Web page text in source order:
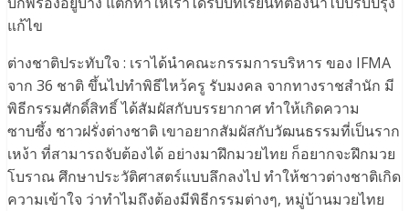
แก้ไข
ต่างชาติประทับใจ : เราได้นำคณะกรรมการบริหาร ของ IFMA
จาก 36 ชาติ ขึ้นไปทำพิธีไหว้ครู รับมงคล จากทางราชสำนัก มี
พิธีกรรมศักดิ์สิทธิ์ ได้สัมผัสกับบรรยากาศ ทำให้เกิดความ
ซาบซึ้ง ชาวฝรั่งต่างชาติ เขาอยากสัมผัสกับวัฒนธรรมที่เป็นราก
เหง้า ที่สามารถจับต้องได้ อย่างมาฝึกมวยไทย ก็อยากจะฝึกมวย
โบราณ ศึกษาประวัติศาสตร์แบบลึกลงไป ทำให้ชาวต่างชาติเกิด
ความเข้าใจ ว่าทำไมถึงต้องมีพิธีกรรมต่างๆ, หมู่บ้านมวยไทย